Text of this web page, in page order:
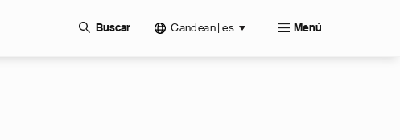
Buscar Candean | es Menú